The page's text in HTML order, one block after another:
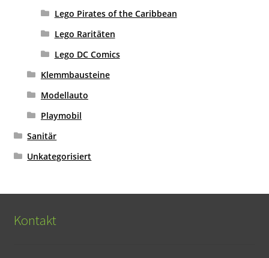
Lego Pirates of the Caribbean
Lego Raritäten
Lego DC Comics
Klemmbausteine
Modellauto
Playmobil
Sanitär
Unkategorisiert
Kontakt